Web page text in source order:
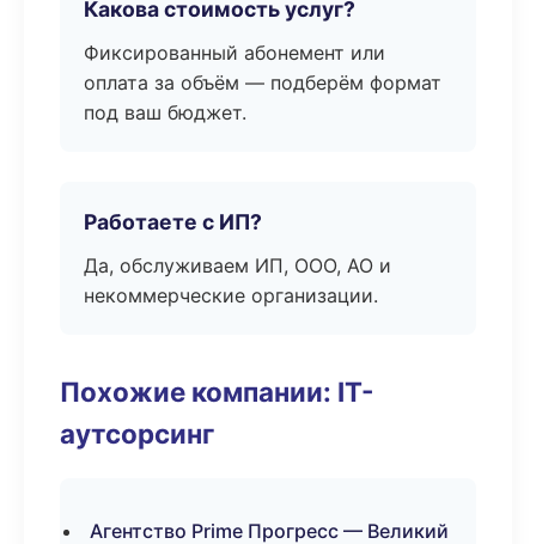
Какова стоимость услуг?
Фиксированный абонемент или
оплата за объём — подберём формат
под ваш бюджет.
Работаете с ИП?
Да, обслуживаем ИП, ООО, АО и
некоммерческие организации.
Похожие компании: IT-
аутсорсинг
Агентство Prime Прогресс — Великий